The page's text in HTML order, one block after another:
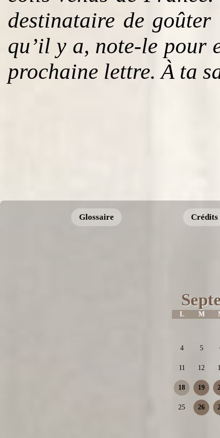
destinataire de
qu’il y a, note-le pour
prochaine lettre. À ta
Glossaire Crédits
L M
4 5
11 12
18 19
25 26